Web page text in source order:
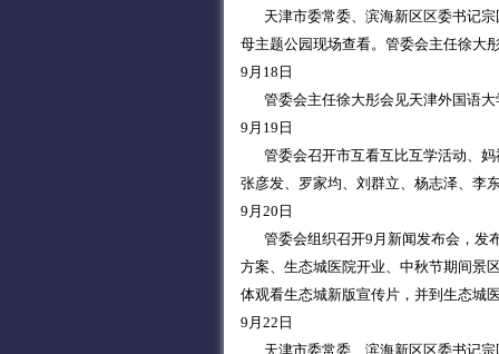
天津市委常委、滨海新区区委书记宗
母主题公园现场查看。管委会主任徐大
9月18日
管委会主任徐大彤会见天津外国语大
9月19日
管委会召开市互看互比互学活动、妈
张彦发、罗家均、刘群立、杨志泽、李
9月20日
管委会组织召开9月新闻发布会，发
方案、生态城医院开业、中秋节期间景
体观看生态城新版宣传片，并到生态城
9月22日
天津市委常委、滨海新区区委书记宗